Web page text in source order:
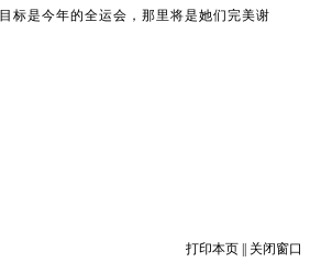
是今年的全运会，那里将是她们完美谢
打印本页|| 关闭窗口